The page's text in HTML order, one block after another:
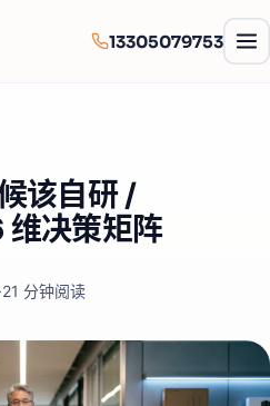
13305079753
该自研 /
维决策矩阵
·21 分钟阅读